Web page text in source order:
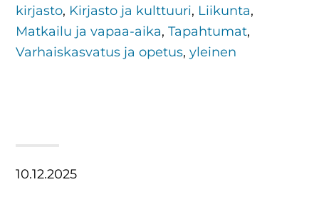
kirjasto, Kirjasto ja kulttuuri, Liikunta,
Matkailu ja vapaa-aika,Tapahtumat,
Varhaiskasvatus ja opetus,yleinen
10.12.2025